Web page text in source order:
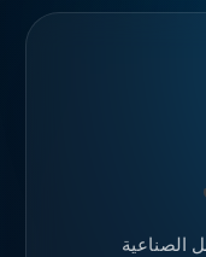
الصناعية